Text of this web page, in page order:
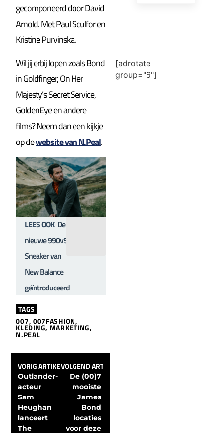
gecomponeerd door David
Arnold. Met Paul Sculfor en
Kristine Purvinska.
Wil jij erbij lopen zoals Bond
in Goldfinger, On Her
Majesty’s Secret Service,
GoldenEye en andere
films? Neem dan een kijkje
op dewebsite van N.Peal.
LEES OOK De
nieuwe 990v5
Sneaker van
New Balance
geïntroduceerd
TAGS
007, 007FASHION,
KLEDING, MARKETING,
N.PEAL
VORIG ARTIKEL
Outlander-
acteur
Sam
Heughan
lanceert
The
VOLGEND ARTIKEL
De (00)7
mooiste
James
Bond
locaties
voor deze
[adrotate
group="6"]